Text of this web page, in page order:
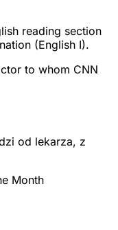
reading section
(English I).
to whom CNN
od lekarza, z
Month